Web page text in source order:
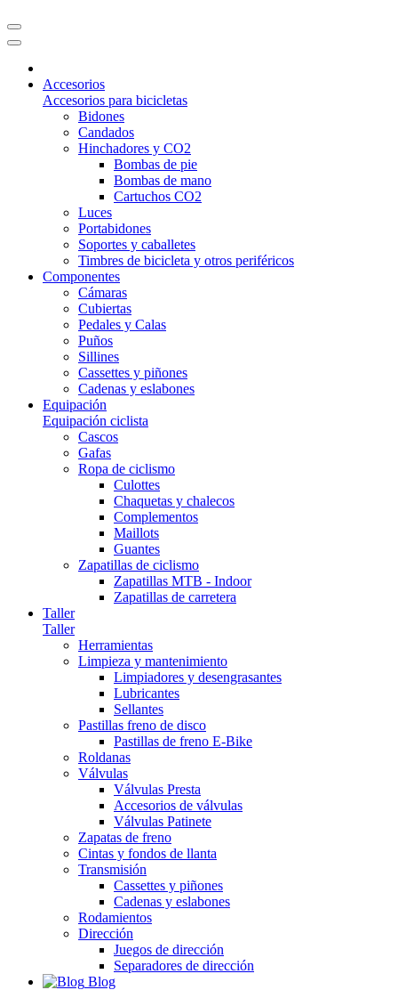
Accesorios
Accesorios para bicicletas
Bidones
Candados
Hinchadores y CO2
Bombas de pie
Bombas de mano
Cartuchos CO2
Luces
Portabidones
Soportes y caballetes
Timbres de bicicleta y otros periféricos
Componentes
Cámaras
Cubiertas
Pedales y Calas
Puños
Sillines
Cassettes y piñones
Cadenas y eslabones
Equipación
Equipación ciclista
Cascos
Gafas
Ropa de ciclismo
Culottes
Chaquetas y chalecos
Complementos
Maillots
Guantes
Zapatillas de ciclismo
Zapatillas MTB - Indoor
Zapatillas de carretera
Taller
Taller
Herramientas
Limpieza y mantenimiento
Limpiadores y desengrasantes
Lubricantes
Sellantes
Pastillas freno de disco
Pastillas de freno E-Bike
Roldanas
Válvulas
Válvulas Presta
Accesorios de válvulas
Válvulas Patinete
Zapatas de freno
Cintas y fondos de llanta
Transmisión
Cassettes y piñones
Cadenas y eslabones
Rodamientos
Dirección
Juegos de dirección
Separadores de dirección
Blog